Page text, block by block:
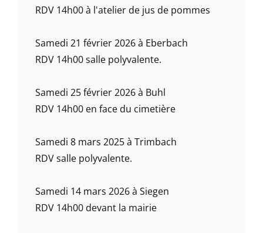
RDV 14h00 à l'atelier de jus de pommes
Samedi 21 février 2026 à Eberbach
RDV 14h00 salle polyvalente.
Samedi 25 février 2026 à Buhl
RDV 14h00 en face du cimetière
Samedi 8 mars 2025 à Trimbach
RDV salle polyvalente.
Samedi 14 mars 2026 à Siegen
RDV 14h00 devant la mairie